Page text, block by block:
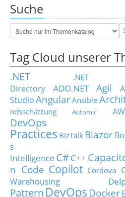
Suche
Tag Cloud unserer
.NET .NET
Directory
ADO.NET Agil
StudioAngularAnsible
ndsschätzung
Automic
DevOps
Practices BizTalk Blazor
s
Intelligence C#C++
n Code Copilot Cordova
Warehousing
Pattern DevOps Docker